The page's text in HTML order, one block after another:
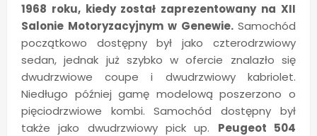
1968 roku, kiedy został zaprezentowany na XII
Salonie Motoryzacyjnym w Genewie.Samochód
początkowo dostępny był jako czterodrzwiowy
sedan, jednak już szybko w ofercie znalazło się
dwudrzwiowe coupe i dwudrzwiowy kabriolet.
Niedługo później gamę modelową poszerzono o
pięciodrzwiowe kombi. Samochód dostępny był
także jako dwudrzwiowy pick up. Peugeot 504